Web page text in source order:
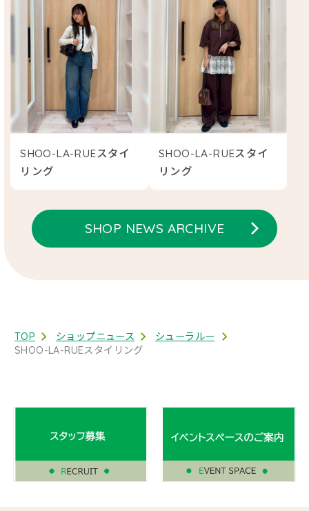
SHOO-LA-RUEスタイ
リング
SHOO-LA-RUEスタイ
リング
SHOP NEWS ARCHIVE
TOP ショップニュース
シューラルー
SHOO-LA-RUEスタイリング